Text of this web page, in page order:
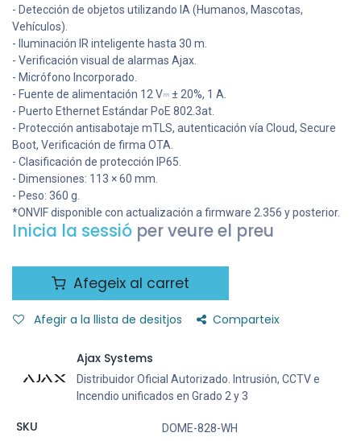
- Detección de objetos utilizando IA (Humanos, Mascotas,
Vehículos).
- Iluminación IR inteligente hasta 30 m.
- Verificación visual de alarmas Ajax.
- Micrófono Incorporado.
- Fuente de alimentación 12 V⎓ ± 20%, 1 А.
- Puerto Ethernet Estándar PoE 802.3at.
- Protección antisabotaje mTLS, autenticación vía Cloud, Secure
Boot, Verificación de firma OTA.
- Clasificación de protección IP65.
- Dimensiones: 113 × 60 mm.
- Peso: 360 g.
*ONVIF disponible con actualización a firmware 2.356 y posterior.
Inicia la sessió per veure el preu
Afegeix al carret
Afegir a la llista de desitjos Comparteix
Ajax Systems
Distribuidor Oficial Autorizado. Intrusión, CCTV e
Incendio unificados en Grado 2 y 3
SKU DOME-828-WH